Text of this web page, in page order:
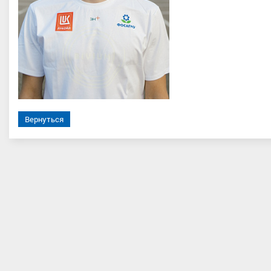
Вернуться
Екатерина Алексеевна
спорта, ЦФО, Московская
область
Татарстан, Казань